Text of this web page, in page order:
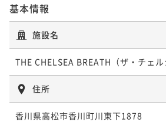
【オールインクルーシブ】《2食付き
ーヌ懐石》旬と技が織りなす多彩な
二食付き 現地決済可
ポイント即利
基本情報
施設名
THE CHELSEA BREATH（ザ・チェル
住所
香川県高松市香川町川東下1878